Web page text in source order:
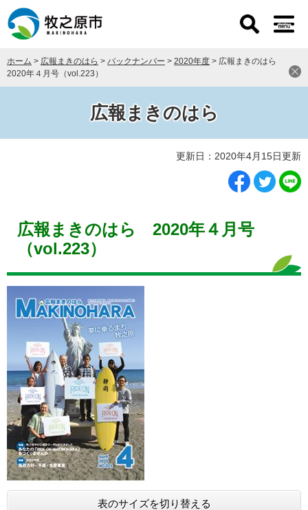
ー
先
頭
ニ
を
飛
本
ホーム > 広報まきのはら > バックナンバー > 2020年度 > 広報まきのはら
2020年４月号（vol.223）
広報まきのはら
更新日：2020年4月15日更新
広報まきのはら 2020年４月号
（vol.223）
表のサイズを切り替える